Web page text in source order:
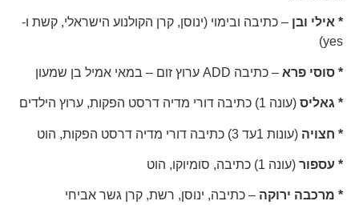
* אילי ובן – כתיבה ובימוי (ינוסן, קרן הקולנוע הישראלי, קשת ו-
yes)
* סוסי פרא – כתיבה ADD ערוץ זום – במאי אמיל בן שמעון
* גאליס (עונה 1) כתיבה דורי מדיה דרסט הפקות, ערוץ הילדים
* חצויה (עונות 1עד 3) כתיבה דורי מדיה דרסט הפקות, הוט
* עספור (עונה 1) כתיבה, סומיוקו, הוט
* מרכבה ירוקה – כתיבה, ינוסן, רשת, קרן גשר אביחי